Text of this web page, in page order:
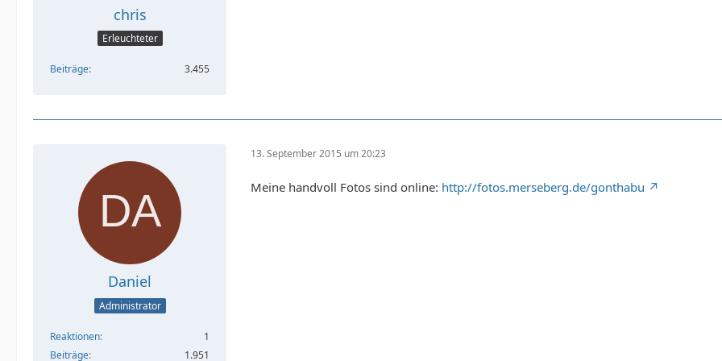
chris
Erleuchteter
Beiträge 3.455
Daniel
Administrator
Reaktionen
1
Beiträge
1.951
13. September 2015 um 20:23
Meine handvoll Fotos sind online: http://fotos.merseberg.de/gonthabu